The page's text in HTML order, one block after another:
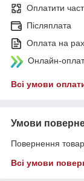
Оплатити
Післяплата
Оплата на
Онлайн-
Всі умови
Умови
Повернення
Всі умови